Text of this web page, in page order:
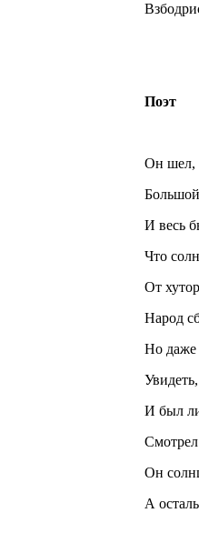
Поэт
Он шел,
И весь
Что
От
Народ
Но даже
И был
Он
А